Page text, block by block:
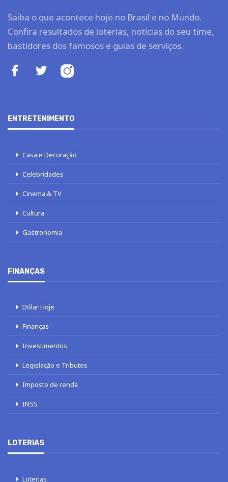
Saiba o que acontece hoje no Brasil e no Mundo.
Confira resultados de loterias, notícias do seu time,
bastidores dos famosos e guias de serviços.
ENTRETENIMENTO
Casa e Decoração
Celebridades
Cinema & TV
Cultura
Gastronomia
FINANÇAS
Dólar Hoje
Finanças
Investimentos
Legislação e Tributos
Imposto de renda
INSS
LOTERIAS
Loterias